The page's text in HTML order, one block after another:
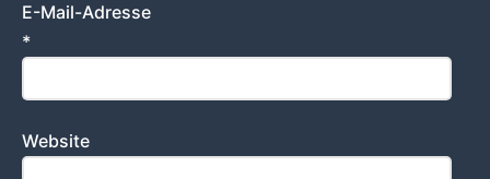
E-Mail-Adresse
*
Website